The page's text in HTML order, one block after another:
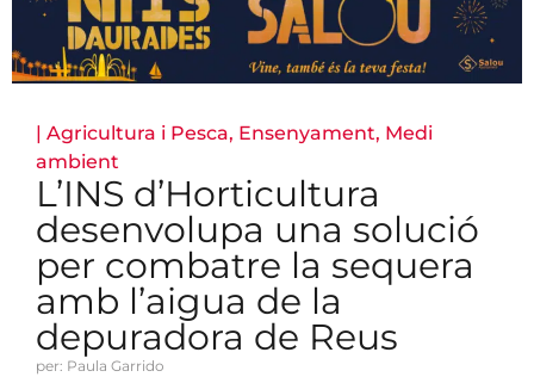
| Agricultura i Pesca, Ensenyament, Medi
ambient
L’INS d’Horticultura
desenvolupa una solució
per combatre la sequera
amb l’aigua de la
depuradora de Reus
per: Paula Garrido